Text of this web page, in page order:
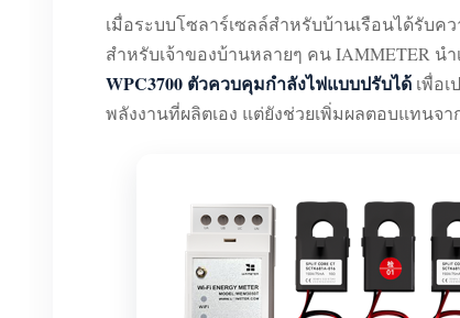
เมื่อระบบโซลาร์เซลล์สำหรับบ้านเรือนได้รับ
สำหรับเจ้าของบ้านหลายๆ คน IAMMETER
WPC3700 ตัวควบคุมกำลังไฟแบบปรับได้ เพื่อ
พลังงานที่ผลิตเอง แต่ยังช่วยเพิ่มผลตอบแทน